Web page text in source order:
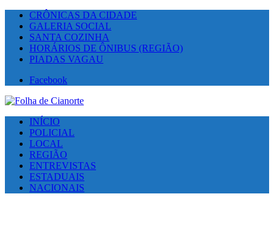
CRÔNICAS DA CIDADE
GALERIA SOCIAL
SANTA COZINHA
HORÁRIOS DE ÔNIBUS (REGIÃO)
PIADAS VAGAU
Facebook
INÍCIO
POLICIAL
LOCAL
REGIÃO
ENTREVISTAS
ESTADUAIS
NACIONAIS